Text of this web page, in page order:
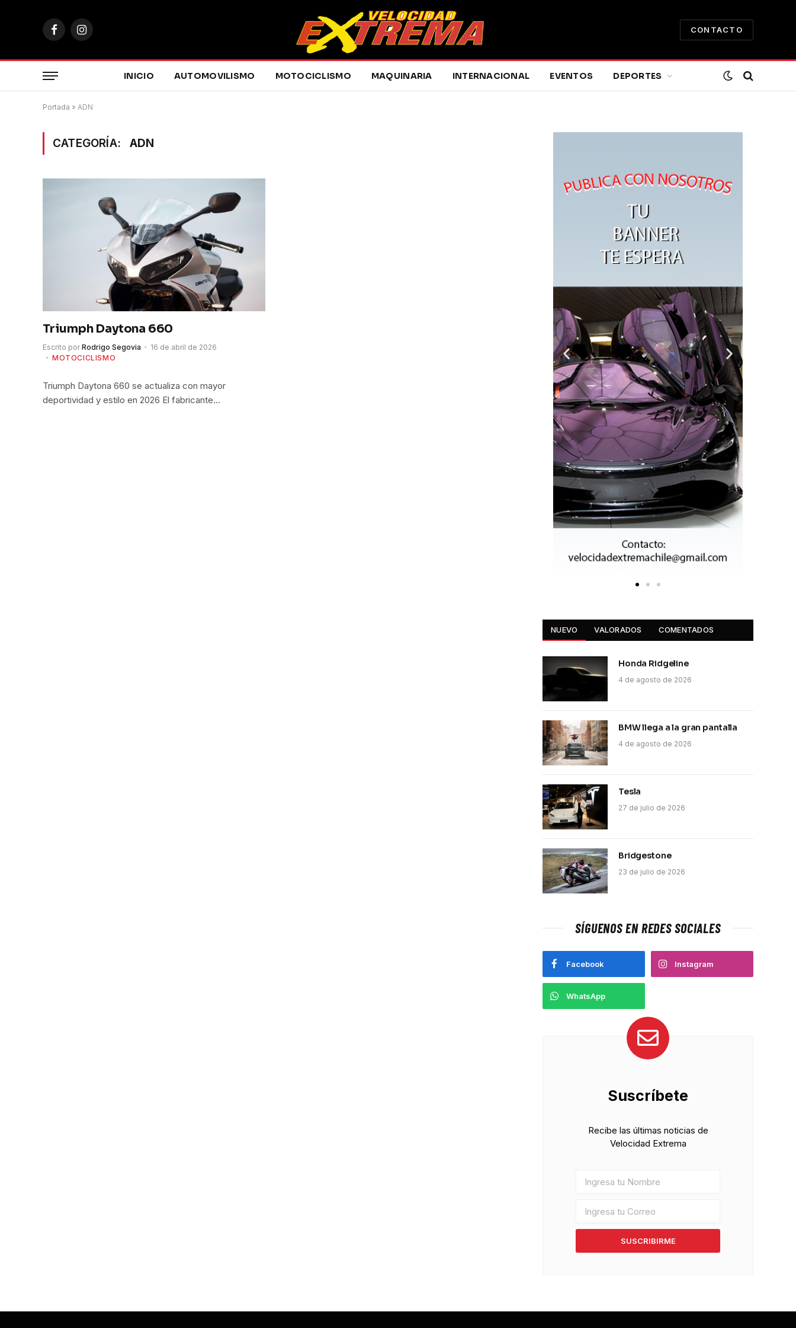
FacebookInstagram
CONTACTO
INICIO AUTOMOVILISMO MOTOCICLISMO MAQUINARIA INTERNACIONAL EVENTOS DEPORTES
Portada » ADN
CATEGORÍA: ADN
Triumph Daytona 660
Escrito por Rodrigo Segovia
16 de abril de 2026
MOTOCICLISMO
Triumph Daytona 660 se actualiza con mayor
deportividad y estilo en 2026 El fabricante…
NUEVO VALORADOS COMENTADOS
Honda Ridgeline
4 de agosto de 2026
BMW llega a la gran pantalla
4 de agosto de 2026
Tesla
27 de julio de 2026
Bridgestone
23 de julio de 2026
SÍGUENOS EN REDES SOCIALES
Facebook Instagram
WhatsApp
Suscríbete
Recibe las últimas noticias de
Velocidad Extrema
SUSCRIBIRME